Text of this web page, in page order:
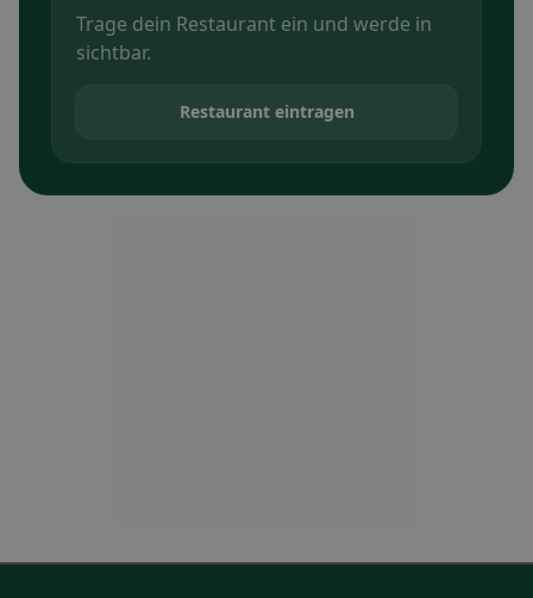
Trage dein Restaurant ein und werde in
sichtbar.
Restaurant eintragen